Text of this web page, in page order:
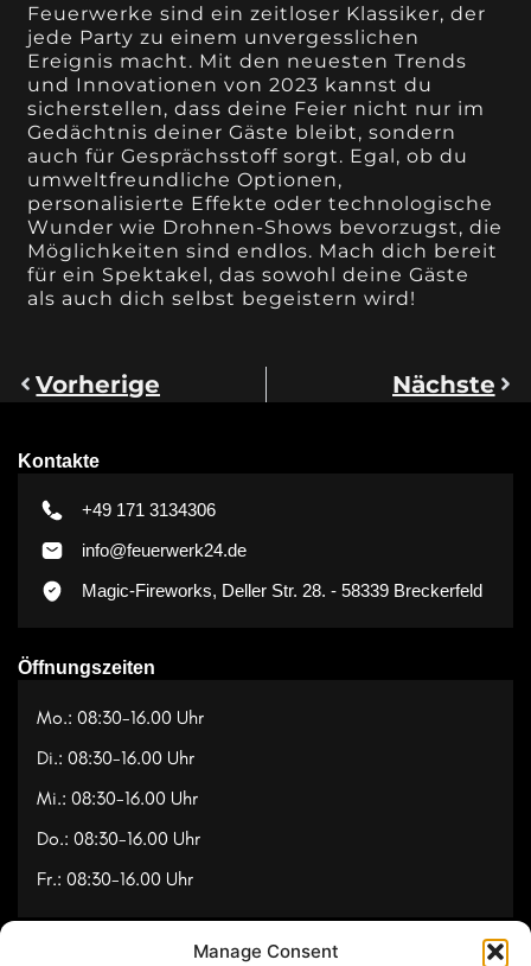
Manage Consent
Feuerwerke sind ein zeitloser Klassiker, der
jede Party zu einem unvergesslichen
Ereignis macht. Mit den neuesten Trends
und Innovationen von 2023 kannst du
sicherstellen, dass deine Feier nicht nur im
Gedächtnis deiner Gäste bleibt, sondern
auch für Gesprächsstoff sorgt. Egal, ob du
umweltfreundliche Optionen,
personalisierte Effekte oder technologische
Wunder wie Drohnen-Shows bevorzugst, die
Möglichkeiten sind endlos. Mach dich bereit
für ein Spektakel, das sowohl deine Gäste
als auch dich selbst begeistern wird!
Vorherige Nächste
Kontakte
+49 171 3134306
info@feuerwerk24.de
Magic-Fireworks, Deller Str. 28. - 58339 Breckerfeld
Öffnungszeiten
Mo.: 08:30-16.00 Uhr
Di.: 08:30-16.00 Uhr
Mi.: 08:30-16.00 Uhr
Do.: 08:30-16.00 Uhr
Fr.: 08:30-16.00 Uhr